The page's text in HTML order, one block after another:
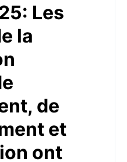
Les
la
de
et
ont